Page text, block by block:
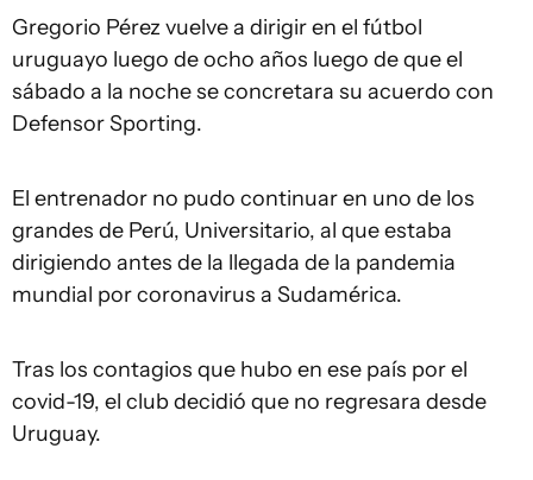
Gregorio Pérez vuelve a dirigir en el fútbol
uruguayo luego de ocho años luego de que el
sábado a la noche se concretara su acuerdo con
Defensor Sporting.
El entrenador no pudo continuar en uno de los
grandes de Perú, Universitario, al que estaba
dirigiendo antes de la llegada de la pandemia
mundial por coronavirus a Sudamérica.
Tras los contagios que hubo en ese país por el
covid-19, el club decidió que no regresara desde
Uruguay.